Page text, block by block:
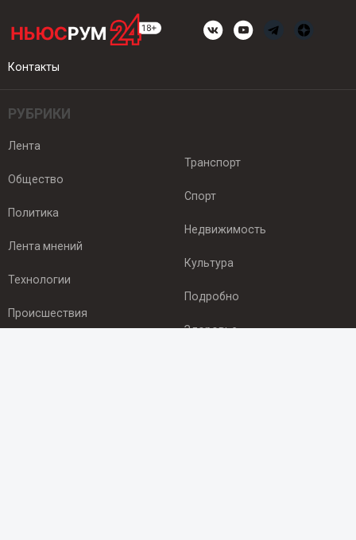
Контакты
РУБРИКИ
Лента
Общество
Политика
Лента мнений
Технологии
Происшествия
Транспорт
Спорт
Недвижимость
Культура
Подробно
Здоровье